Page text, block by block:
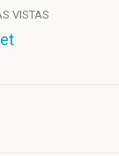
VISTAS